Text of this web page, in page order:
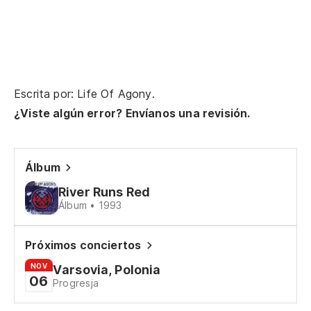
Escrita por: Life Of Agony.
¿Viste algún error? Envíanos una revisión.
Álbum
River Runs Red
Álbum • 1993
Próximos conciertos
NOV
06
Varsovia, Polonia
Progresja